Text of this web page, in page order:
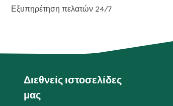
Εξυπηρέτηση πελατών 24/7
Διεθνείς ιστοσελίδες
μας